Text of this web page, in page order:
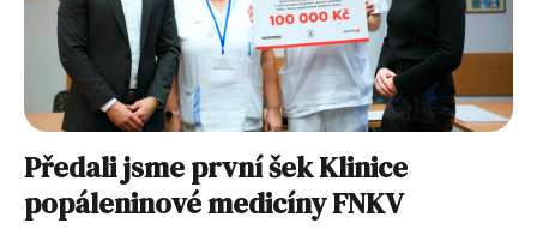
Předali jsme první šek Klinice
popáleninové medicíny FNKV